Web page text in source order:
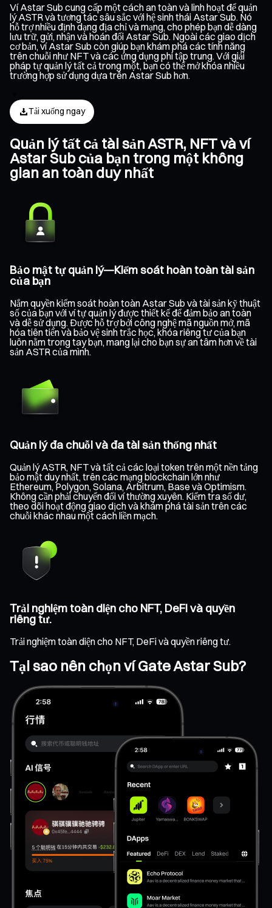
Ví Astar Sub cung cấp một cách an toàn và linh hoạt để quản
lý ASTR và tương tác sâu sắc với hệ sinh thái Astar Sub. Nó
hỗ trợ nhiều định dạng địa chỉ và mạng, cho phép bạn dễ dàng
lưu trữ, gửi, nhận và hoán đổi Astar Sub. Ngoài các giao dịch
cơ bản, ví Astar Sub còn giúp bạn khám phá các tính năng
trên chuỗi như NFT và các ứng dụng phi tập trung. Với giải
pháp tự quản lý tất cả trong một, bạn có thể mở khóa nhiều
trường hợp sử dụng dựa trên Astar Sub hơn.
Tải xuống ngay
Quản lý tất cả tài sản ASTR, NFT và ví
Astar Sub của bạn trong một không
gian an toàn duy nhất
Bảo mật tự quản lý—Kiểm soát hoàn toàn tài sản
của bạn
Nắm quyền kiểm soát hoàn toàn Astar Sub và tài sản kỹ thuật
số của bạn với ví tự quản lý được thiết kế để đảm bảo an toàn
và dễ sử dụng. Được hỗ trợ bởi công nghệ mã nguồn mở, mã
hóa tiên tiến và bảo vệ sinh trắc học, khóa riêng tư của bạn
luôn nằm trong tay bạn, mang lại cho bạn sự an tâm hơn về tài
sản ASTR của mình.
Quản lý đa chuỗi và đa tài sản thống nhất
Quản lý ASTR, NFT và tất cả các loại token trên một nền tảng
bảo mật duy nhất, trên các mạng blockchain lớn như
Ethereum, Polygon, Solana, Arbitrum, Base và Optimism.
Không cần phải chuyển đổi ví thường xuyên. Kiểm tra số dư,
theo dõi hoạt động giao dịch và khám phá tài sản trên các
chuỗi khác nhau một cách liền mạch.
Trải nghiệm toàn diện cho NFT, DeFi và quyền
riêng tư.
Trải nghiệm toàn diện cho NFT, DeFi và quyền riêng tư.
Tại sao nên chọn ví Gate Astar Sub?